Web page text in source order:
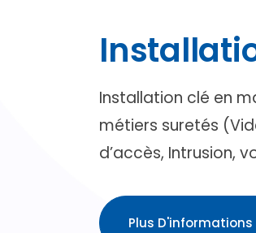
Installation clé en
métiers suretés
d’accès, Intrusion,
Plus D'informations